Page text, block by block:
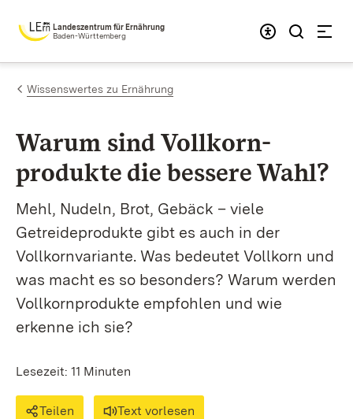
Zum Inhalt springen
Landeszentrum für Ernährung
Baden-Württemberg
Wissenswertes zu Ernährung
Warum sind Vollkorn­
produkte die bessere Wahl?
Mehl, Nudeln, Brot, Gebäck – viele
Getreideprodukte gibt es auch in der
Vollkornvariante. Was bedeutet Vollkorn und
was macht es so besonders? Warum werden
Vollkornprodukte empfohlen und wie
erkenne ich sie?
Lesezeit: 11 Minuten
Teilen Text vorlesen